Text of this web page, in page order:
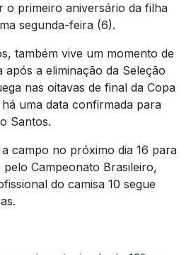
o primeiro aniversário da filha
segunda-feira (6).
também vive um momento de
a eliminação da Seleção
nas oitavas de final da Copa
uma data confirmada para
Santos.
campo no próximo dia 16 para
Campeonato Brasileiro,
do camisa 10 segue